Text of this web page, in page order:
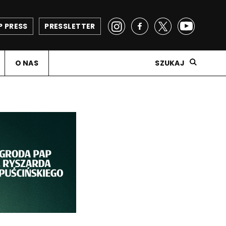
PRESSLETTER
PRESS
O NAS SZUKAJ